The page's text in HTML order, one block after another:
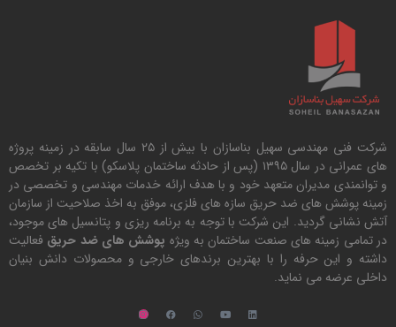
شرکت فنی مهندسی سهیل بناسازان با بیش از ۲۵ سال سابقه در زمینه پروژه
های عمرانی در سال ۱۳۹۵ (پس از حادثه ساختمان پلاسکو) با تکیه بر تخصص
و توانمندی مدیران متعهد خود و با هدف ارائه خدمات مهندسی و تخصصی در
زمینه پوشش های ضد حریق سازه های فلزی، موفق به اخذ صلاحیت از سازمان
آتش نشانی گردید. این شرکت با توجه به برنامه ریزی و پتانسیل های موجود،
در تمامی زمینه های صنعت ساختمان به ویژه پوشش های ضد حریق فعالیت
داشته و این حرفه را با بهترین برندهای خارجی و محصولات دانش بنیان
داخلی عرضه می نماید.